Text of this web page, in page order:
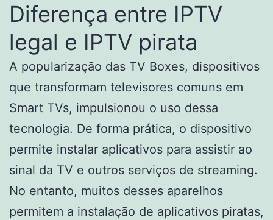
Diferença entre IPTV
legal e IPTV pirata
A popularização das TV Boxes, dispositivos
que transformam televisores comuns em
Smart TVs, impulsionou o uso dessa
tecnologia. De forma prática, o dispositivo
permite instalar aplicativos para assistir ao
sinal da TV e outros serviços de streaming.
No entanto, muitos desses aparelhos
permitem a instalação de aplicativos piratas,